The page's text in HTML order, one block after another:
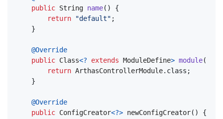
public String name()
{
return
"default" ;
}
@Override
public Class<? extends ModuleDefine> module()
return ArthasControllerModule. class ;
}
@Override
public ConfigCreator<?> newConfigCreator()
{